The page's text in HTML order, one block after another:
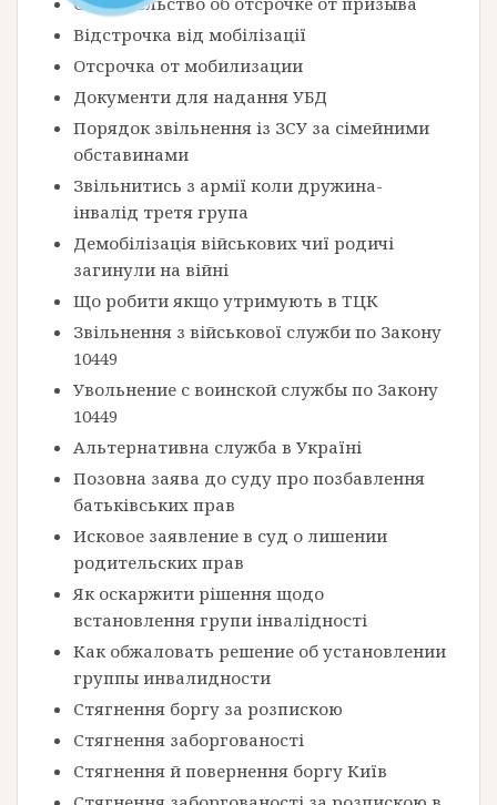
Відстрочка від мобілізації
Отсрочка от мобилизации
Документи для надання УБД
Порядок звільнення із ЗСУ за сімейними
обставинами
Звільнитись з армії коли дружина-
інвалід третя група
Демобілізація військових чиї родичі
загинули на війні
Що робити якщо утримують в ТЦК
Звільнення з військової служби по Закону
10449
Увольнение с воинской службы по Закону
10449
Альтернативна служба в Україні
Позовна заява до суду про позбавлення
батьківських прав
Исковое заявление в суд о лишении
родительских прав
Як оскаржити рішення щодо
встановлення групи інвалідності
Как обжаловать решение об установлении
группы инвалидности
Стягнення боргу за розпискою
Стягнення заборгованості
Стягнення й повернення боргу Київ